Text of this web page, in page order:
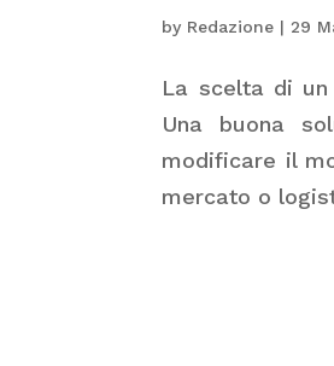
by Redazione |29
La scelta di
Una buona
modificare il
mercato o